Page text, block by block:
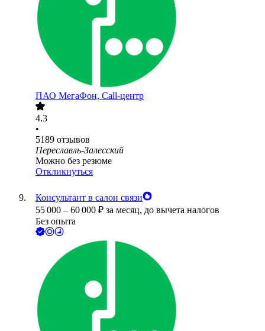
ПАО МегаФон, Call-центр
4.3
•
5189 отзывов
Переславль-Залесский
Можно без резюме
Откликнуться
Консультант в салон связи
55 000 – 60 000 ₽ за месяц, до вычета налогов
Без опыта